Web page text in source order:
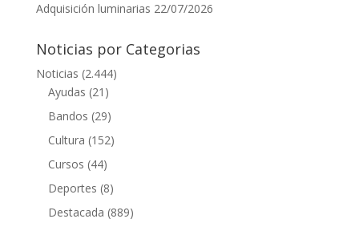
Adquisición luminarias 22/07/2026
Noticias por Categorias
Noticias (2.444)
Ayudas (21)
Bandos (29)
Cultura (152)
Cursos (44)
Deportes (8)
Destacada (889)